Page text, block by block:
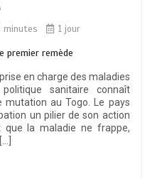
minutes 1 jour
premier remède
en charge des maladies
sanitaire connaît
mutation au Togo. Le pays
un pilier de son action
que la maladie ne frappe,